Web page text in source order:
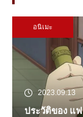
อนิเมะ
2023.09.13
ประวัติของ แ